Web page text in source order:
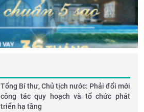
Tổng Bí thư, Chủ tịch nước: Phải đổi mới
công tác quy hoạch và tổ chức phát
triển hạ tầng